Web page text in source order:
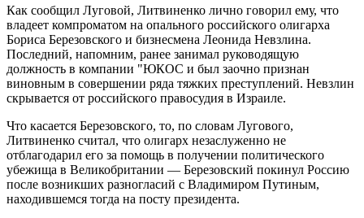
Как сообщил Луговой, Литвиненко лично говорил ему, что
владеет компроматом на опального российского олигарха
Бориса Березовского и бизнесмена Леонида Невзлина.
Последний, напомним, ранее занимал руководящую
должность в компании "ЮКОС и был заочно признан
виновным в совершении ряда тяжких преступлений. Невзлин
скрывается от российского правосудия в Израиле.
Что касается Березовского, то, по словам Лугового,
Литвиненко считал, что олигарх незаслуженно не
отблагодарил его за помощь в получении политического
убежища в Великобритании — Березовский покинул Россию
после возникших разногласий с Владимиром Путиным,
находившемся тогда на посту президента.